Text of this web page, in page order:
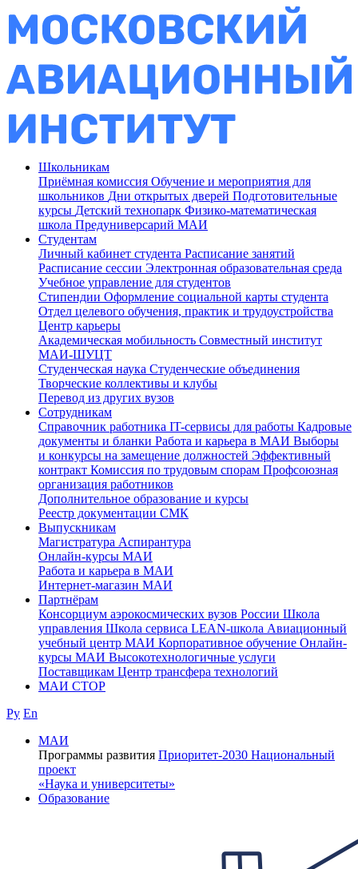
Школьникам
Приёмная комиссия Обучение и мероприятия для
школьников Дни открытых дверей Подготовительные
курсы Детский технопарк Физико-математическая
школа Предуниверсарий МАИ
Студентам
Личный кабинет студента Расписание занятий
Расписание сессии Электронная образовательная среда
Учебное управление для студентов
Стипендии Оформление социальной карты студента
Отдел целевого обучения, практик и трудоустройства
Центр карьеры
Академическая мобильность Совместный институт
МАИ-ШУЦТ
Студенческая наука Студенческие объединения
Творческие коллективы и клубы
Перевод из других вузов
Сотрудникам
Cправочник работника IT-сервисы для работы Кадровые
документы и бланки Работа и карьера в МАИ Выборы
и конкурсы на замещение должностей Эффективный
контракт Комиссия по трудовым спорам Профсоюзная
организация работников
Дополнительное образование и курсы
Реестр документации СМК
Выпускникам
Магистратура Аспирантура
Онлайн-курсы МАИ
Работа и карьера в МАИ
Интернет-магазин МАИ
Партнёрам
Консорциум аэрокосмических вузов России Школа
управления Школа сервиса LEAN-школа Авиационный
учебный центр МАИ Корпоративное обучение Онлайн-
курсы МАИ Высокотехнологичные услуги
Поставщикам Центр трансфера технологий
МАИ СТОР
Ру En
МАИ
Программы развития Приоритет-2030 Национальный
проект
«Наука и университеты»
Образование